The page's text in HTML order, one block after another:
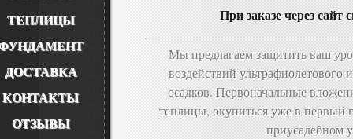
ТЕПЛИЦЫ
ДОСТАВКА
КОНТАКТЫ
ОТЗЫВЫ
При заказе через сайт
Мы предлагаем защитить ваш
воздействий
осадков. Первоначальные
теплицы, окупиться уже в первый
приусадебном